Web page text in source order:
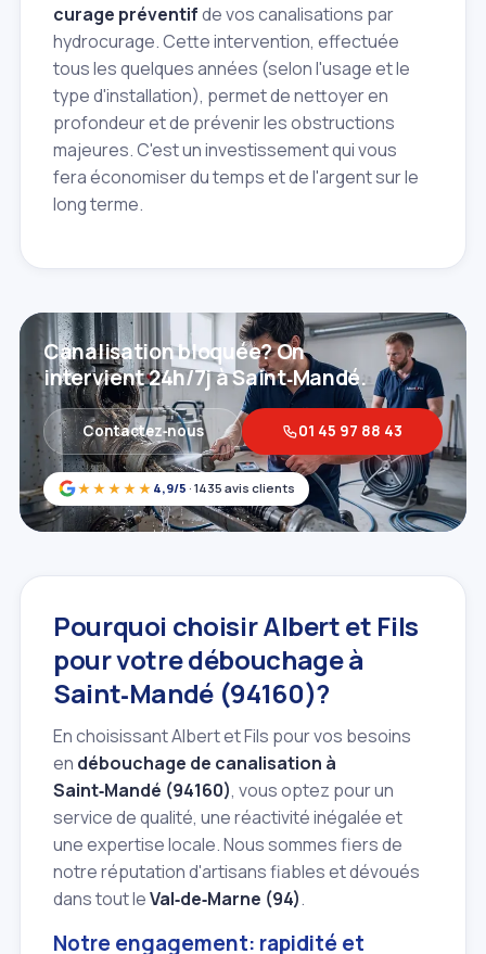
curage préventifde vos canalisations par
hydrocurage. Cette intervention, effectuée
tous les quelques années (selon l'usage et le
type d'installation), permet de nettoyer en
profondeur et de prévenir les obstructions
majeures. C'est un investissement qui vous
fera économiser du temps et de l'argent sur le
long terme.
★★★★★ 4,9/5 · 1435 avis clients
Canalisation bloquée? On
intervient 24h/7j à Saint‑Mandé.
Contactez‑nous 01 45 97 88 43
Pourquoi choisir Albert et Fils
pour votre débouchage à
Saint‑Mandé (94160)?
En choisissant Albert et Fils pour vos besoins
en débouchage de canalisation à
Saint‑Mandé (94160), vous optez pour un
service de qualité, une réactivité inégalée et
une expertise locale. Nous sommes fiers de
notre réputation d'artisans fiables et dévoués
dans tout leVal‑de‑Marne (94).
Notre engagement: rapidité et